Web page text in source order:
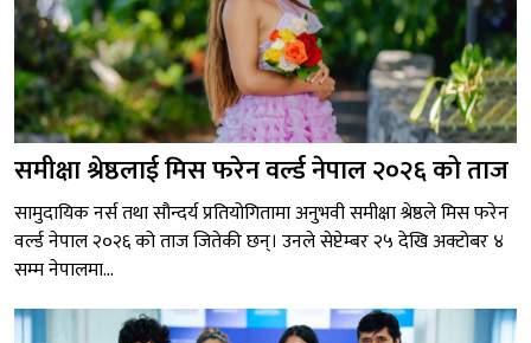
समीक्षा श्रेष्ठलाई मिस फरेन वर्ल्ड नेपाल २०२६ को ताज
सामुदायिक नर्स तथा सौन्दर्य प्रतियोगितामा अनुभवी समीक्षा श्रेष्ठले मिस फरेन
वर्ल्ड नेपाल २०२६ को ताज जितेकी छन्। उनले सेप्टेम्बर २५ देखि अक्टोबर ४
सम्म नेपालमा...